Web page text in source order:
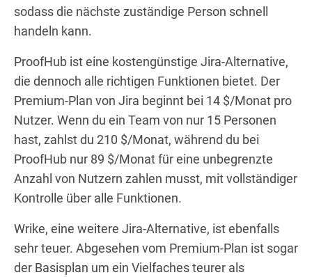
sodass die nächste zuständige Person schnell
handeln kann.
ProofHub ist eine kostengünstige Jira-Alternative,
die dennoch alle richtigen Funktionen bietet. Der
Premium-Plan von Jira beginnt bei 14 $/Monat pro
Nutzer. Wenn du ein Team von nur 15 Personen
hast, zahlst du 210 $/Monat, während du bei
ProofHub nur 89 $/Monat für eine unbegrenzte
Anzahl von Nutzern zahlen musst, mit vollständiger
Kontrolle über alle Funktionen.
Wrike, eine weitere Jira-Alternative, ist ebenfalls
sehr teuer. Abgesehen vom Premium-Plan ist sogar
der Basisplan um ein Vielfaches teurer als